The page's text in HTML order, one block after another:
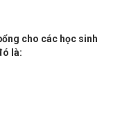
cho các học sinh
là: